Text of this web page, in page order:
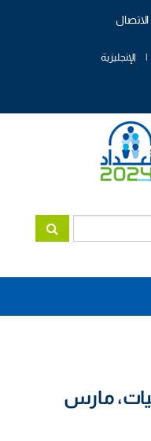
الاتصال
الإنجليزية
مارس